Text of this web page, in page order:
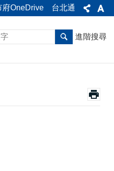
府OneDrive 台北通
進階搜尋